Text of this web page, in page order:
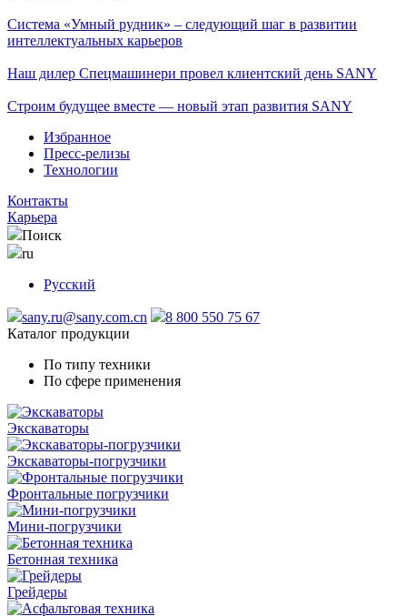
Система «Умный рудник» – следующий шаг в развитии
интеллектуальных карьеров
Наш дилер Спецмашинери провел клиентский день SANY
Строим будущее вместе — новый этап развития SANY
Избранное
Пресс-релизы
Технологии
Контакты
Карьера
Поиск
ru
Русский
sany.ru@sany.com.cn
8 800 550 75 67
Каталог продукции
По типу техники
По сфере применения
Экскаваторы
Экскаваторы-погрузчики
Фронтальные погрузчики
Мини-погрузчики
Бетонная техника
Грейдеры